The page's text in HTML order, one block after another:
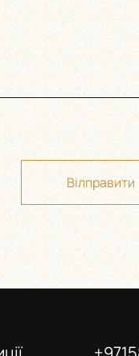
Вілправити